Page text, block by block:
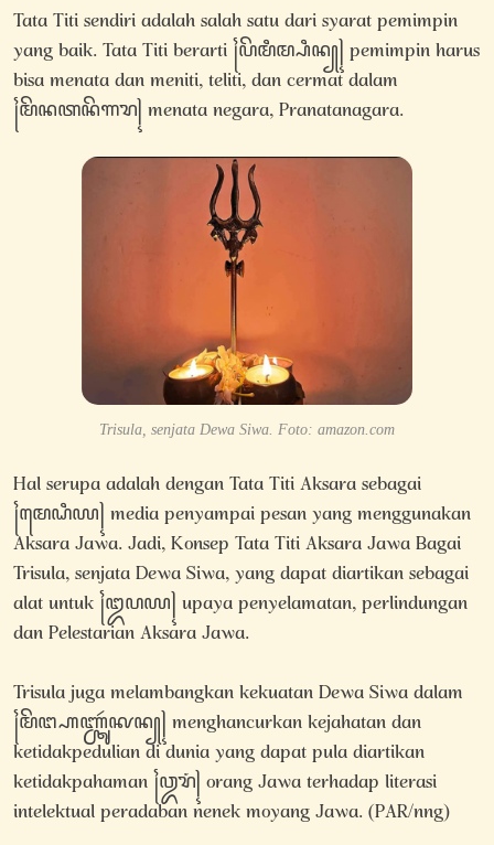
Tata Titi sendiri adalah salah satu dari syarat pemimpin
yang baik.Tata Titi berarti ꧌ꦥꦼꦩꦶꦩ꧀ꦥꦶꦤ꧀꧍ pemimpin harus
bisa menata dan meniti, teliti, dan cermat dalam
꧌ꦩꦼꦤꦠꦤꦼꦒꦫ꧍ menata negara, Pranatanagara.
Trisula, senjata Dewa Siwa. Foto: amazon.com
Hal serupa adalah dengan Tata Titi Aksara sebagai
꧌ꦩꦺꦝꦶꦪ꧍ media penyampai pesan yang menggunakan
Aksara Jawa. Jadi, Konsep Tata Titi Aksara Jawa Bagai
Trisula, senjata Dewa Siwa, yang dapat diartikan sebagai
alat untuk ꧌ꦈꦥꦪ꧍ upaya penyelamatan, perlindungan
dan Pelestarian Aksara Jawa.
Trisula juga melambangkan kekuatan Dewa Siwa dalam
꧌ꦩꦼꦔ꧀ꦲꦚ꧀ꦕꦸꦂꦑꦤ꧀꧍ menghancurkan kejahatan dan
ketidakpedulian di dunia yang dapat pula diartikan
ketidakpahaman ꧌ꦎꦫꦁ꧍ orang Jawa terhadap literasi
intelektual peradaban nenek moyang Jawa. (PAR/nng)